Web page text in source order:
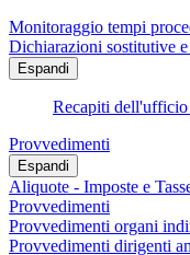
Monitoraggio tempi
Dichiarazioni sostitutive
Espandi
Recapiti dell'ufficio
Provvedimenti
Espandi
Aliquote - Imposte e
Provvedimenti
Provvedimenti organi
Provvedimenti dirigenti